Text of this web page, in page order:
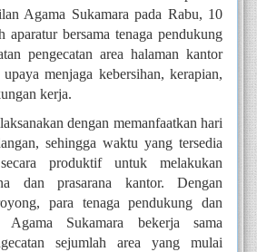
Agama Sukamara pada Rabu, 10
aparatur bersama tenaga pendukung
pengecatan area halaman kantor
menjaga kebersihan, kerapian,
kerja.
dengan memanfaatkan hari
sehingga waktu yang tersedia
produktif untuk melakukan
dan prasarana kantor. Dengan
para tenaga pendukung dan
Agama Sukamara bekerja sama
sejumlah area yang mulai